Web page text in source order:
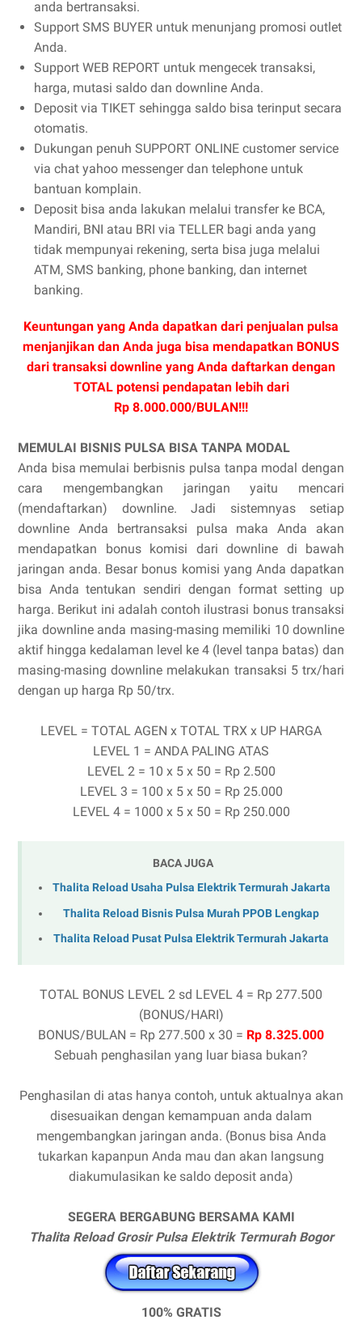
anda bertransaksi.
Support SMS BUYER untuk menunjang promosi outlet
Anda.
Support WEB REPORT untuk mengecek transaksi,
harga, mutasi saldo dan downline Anda.
Deposit via TIKET sehingga saldo bisa terinput secara
otomatis.
Dukungan penuh SUPPORT ONLINE customer service
via chat yahoo messenger dan telephone untuk
bantuan komplain.
Deposit bisa anda lakukan melalui transfer ke BCA,
Mandiri, BNI atau BRI via TELLER bagi anda yang
tidak mempunyai rekening, serta bisa juga melalui
ATM, SMS banking, phone banking, dan internet
banking.
Keuntungan yang Anda dapatkan dari penjualan pulsa
menjanjikan dan Anda juga bisa mendapatkan BONUS
dari transaksi downline yang Anda daftarkan dengan
TOTAL potensi pendapatan lebih dari
Rp 8.000.000/BULAN!!!
MEMULAI BISNIS PULSA BISA TANPA MODAL
Anda bisa memulai berbisnis pulsa tanpa modal dengan
cara mengembangkan jaringan yaitu mencari
(mendaftarkan) downline. Jadi sistemnyas setiap
downline Anda bertransaksi pulsa maka Anda akan
mendapatkan bonus komisi dari downline di bawah
jaringan anda. Besar bonus komisi yang Anda dapatkan
bisa Anda tentukan sendiri dengan format setting up
harga. Berikut ini adalah contoh ilustrasi bonus transaksi
jika downline anda masing-masing memiliki 10 downline
aktif hingga kedalaman level ke 4 (level tanpa batas) dan
masing-masing downline melakukan transaksi 5 trx/hari
dengan up harga Rp 50/trx.
LEVEL = TOTAL AGEN x TOTAL TRX x UP HARGA
LEVEL 1 = ANDA PALING ATAS
LEVEL 2 = 10 x 5 x 50 = Rp 2.500
LEVEL 3 = 100 x 5 x 50 = Rp 25.000
LEVEL 4 = 1000 x 5 x 50 = Rp 250.000
BACA JUGA
Thalita Reload Usaha Pulsa Elektrik Termurah Jakarta
Thalita Reload Bisnis Pulsa Murah PPOB Lengkap
Thalita Reload Pusat Pulsa Elektrik Termurah Jakarta
TOTAL BONUS LEVEL 2 sd LEVEL 4 = Rp 277.500
(BONUS/HARI)
BONUS/BULAN = Rp 277.500 x 30 = Rp 8.325.000
Sebuah penghasilan yang luar biasa bukan?
Penghasilan di atas hanya contoh, untuk aktualnya akan
disesuaikan dengan kemampuan anda dalam
mengembangkan jaringan anda. (Bonus bisa Anda
tukarkan kapanpun Anda mau dan akan langsung
diakumulasikan ke saldo deposit anda)
SEGERA BERGABUNG BERSAMA KAMI
Thalita Reload Grosir Pulsa Elektrik Termurah Bogor
100% GRATIS